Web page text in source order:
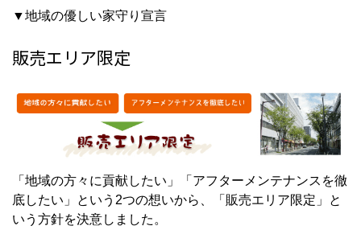
▼地域の優しい家守り宣言
販売エリア限定
「地域の方々に貢献したい」「アフターメンテナンスを徹
底したい」という2つの想いから、「販売エリア限定」と
いう方針を決意しました。